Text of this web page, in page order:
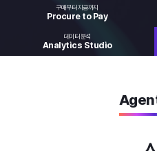
구매부터 지급까지
Procure to Pay
데이터 분석
Analytics Studio